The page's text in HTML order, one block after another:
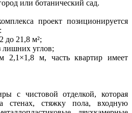
или ботанический сад.
проект позиционируется
до 21,8 м²;
лишних углов;
2,1×1,8 м, часть квартир имеет
с чистовой отделкой, которая
стенах, стяжку пола, входную